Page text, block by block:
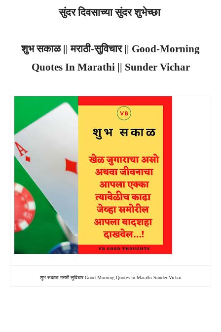
सुंदर दिवसाच्या सुंदर शुभेच्छा
शुभ सकाळ || मराठी-सुविचार || Good-Morning
Quotes In Marathi || Sunder Vichar
शुभ-सकाळ-मराठी-सुविचार-Good-Morning-Quotes-In-Marathi-Sunder-Vichar